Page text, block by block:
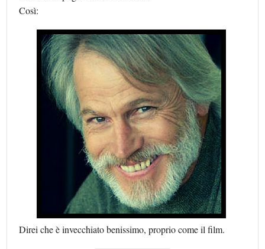
Così:
Direi che è invecchiato benissimo, proprio come il film.